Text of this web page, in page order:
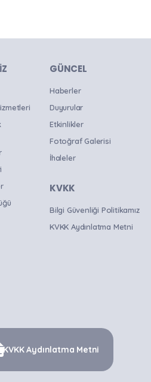
GÜNCEL
Haberler
Duyurular
Etkinlikler
Fotoğraf Galerisi
İhaleler
KVKK
Bilgi Güvenliği Politikamız
KVKK Aydınlatma Metni
KVKK Aydınlatma Metni